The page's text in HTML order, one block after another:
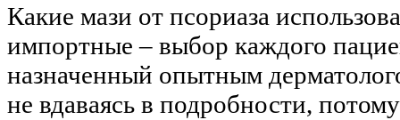
Какие мази от псориаза
импортные – выбор каждого
назначенный опытным
не вдаваясь в подробности,